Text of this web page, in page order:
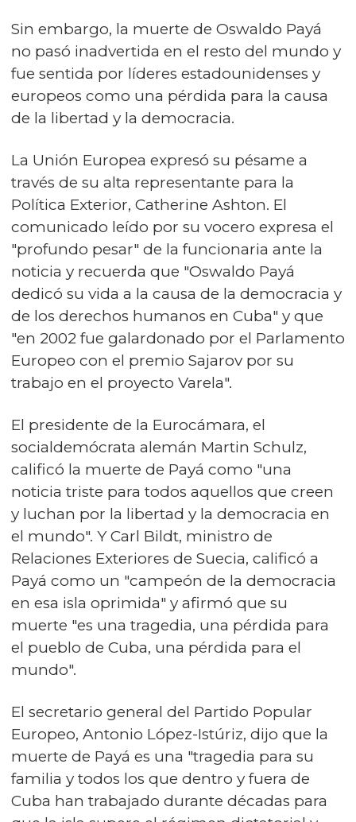
Sin embargo, la muerte de Oswaldo Payá
no pasó inadvertida en el resto del mundo y
fue sentida por líderes estadounidenses y
europeos como una pérdida para la causa
de la libertad y la democracia.
La Unión Europea expresó su pésame a
través de su alta representante para la
Política Exterior, Catherine Ashton. El
comunicado leído por su vocero expresa el
"profundo pesar" de la funcionaria ante la
noticia y recuerda que "Oswaldo Payá
dedicó su vida a la causa de la democracia y
de los derechos humanos en Cuba" y que
"en 2002 fue galardonado por el Parlamento
Europeo con el premio Sajarov por su
trabajo en el proyecto Varela".
El presidente de la Eurocámara, el
socialdemócrata alemán Martin Schulz,
calificó la muerte de Payá como "una
noticia triste para todos aquellos que creen
y luchan por la libertad y la democracia en
el mundo". Y Carl Bildt, ministro de
Relaciones Exteriores de Suecia, calificó a
Payá como un "campeón de la democracia
en esa isla oprimida" y afirmó que su
muerte "es una tragedia, una pérdida para
el pueblo de Cuba, una pérdida para el
mundo".
El secretario general del Partido Popular
Europeo, Antonio López-Istúriz, dijo que la
muerte de Payá es una "tragedia para su
familia y todos los que dentro y fuera de
Cuba han trabajado durante décadas para